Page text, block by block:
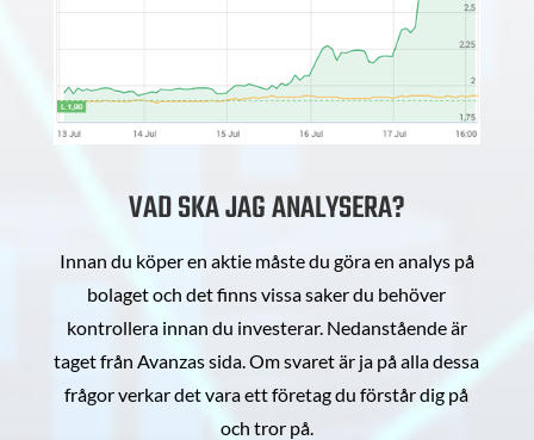
VAD SKA JAG ANALYSERA?
Innan du köper en aktie måste du göra en analys på
bolaget och det finns vissa saker du behöver
kontrollera innan du investerar. Nedanstående är
taget från Avanzas sida. Om svaret är ja på alla dessa
frågor verkar det vara ett företag du förstår dig på
och tror på.